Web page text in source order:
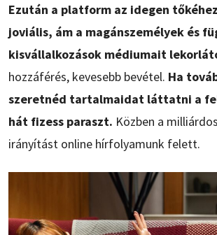
Ezután a platform az idegen
joviális, ám a magánszemélyek és
kisvállalkozások médiumait
hozzáférés, kevesebb bevétel. Ha
szeretnéd tartalmaidat láttatni a
hát fizess paraszt. Közben a
irányítást online hírfolyamunk felett.